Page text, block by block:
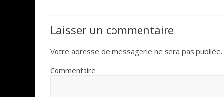
Laisser un commentaire
Votre adresse de messagerie ne sera pas publiée.
Commentaire